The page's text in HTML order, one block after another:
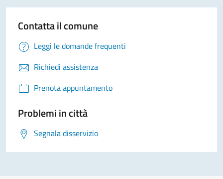
Contatta il comune
Leggi le domande frequenti
Richiedi assistenza
Prenota appuntamento
Problemi in città
Segnala disservizio